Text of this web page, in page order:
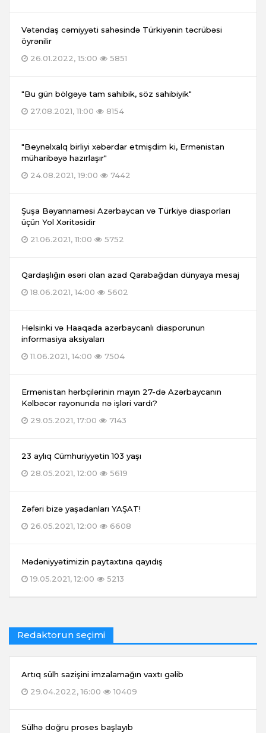
Vətəndaş cəmiyyəti sahəsində Türkiyənin təcrübəsi
öyrənilir
26.01.2022, 15:00
5851
"Bu gün bölgəyə tam sahibik, söz sahibiyik"
27.08.2021, 11:00
8154
"Beynəlxalq birliyi xəbərdar etmişdim ki, Ermənistan
müharibəyə hazırlaşır"
24.08.2021, 19:00
7442
Şuşa Bəyannaməsi Azərbaycan və Türkiyə diasporları
üçün Yol Xəritəsidir
21.06.2021, 11:00
5752
Qardaşlığın əsəri olan azad Qarabağdan dünyaya mesaj
18.06.2021, 14:00
5602
Helsinki və Haaqada azərbaycanlı diasporunun
informasiya aksiyaları
11.06.2021, 14:00
7504
Ermənistan hərbçilərinin mayın 27-də Azərbaycanın
Kəlbəcər rayonunda nə işləri vardı?
29.05.2021, 17:00
7143
23 aylıq Cümhuriyyətin 103 yaşı
28.05.2021, 12:00
5619
Zəfəri bizə yaşadanları YAŞAT!
26.05.2021, 12:00
6608
Mədəniyyətimizin paytaxtına qayıdış
19.05.2021, 12:00
5213
Redaktorun seçimi
Artıq sülh sazişini imzalamağın vaxtı gəlib
29.04.2022, 16:00
10409
Sülhə doğru proses başlayıb